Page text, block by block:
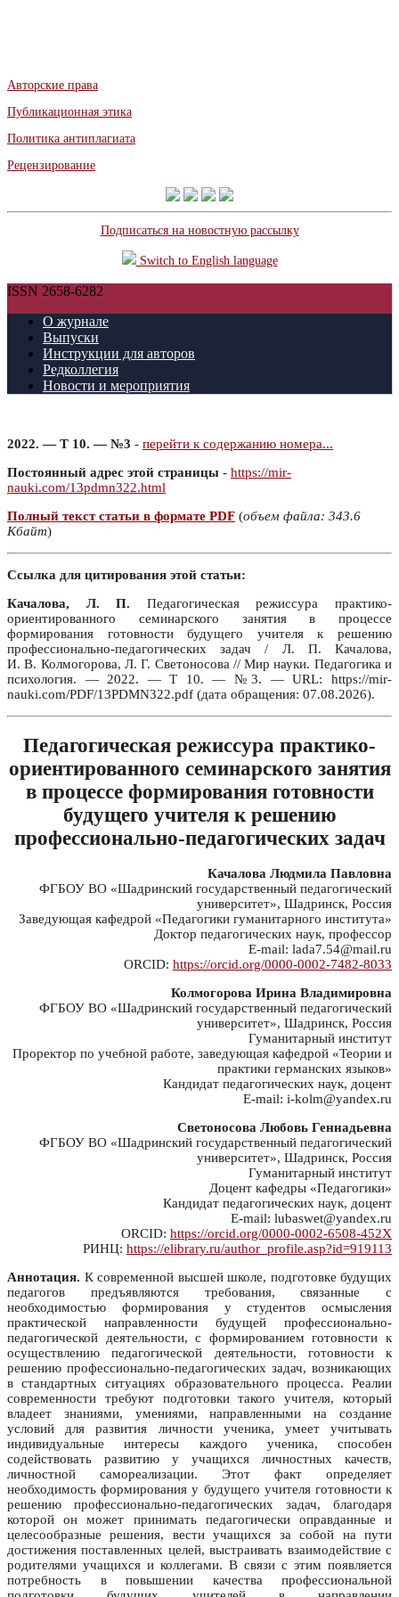
Авторские права
Публикационная этика
Политика антиплагиата
Рецензирование
Подписаться на новостную рассылку
Switch to English language
ISSN 2658-6282
О журнале
Выпуски
Инструкции для авторов
Редколлегия
Новости и мероприятия
2022. — Т 10. — №3 - перейти к содержанию номера...
Постоянный адрес этой страницы - https://mir-
nauki.com/13pdmn322.html
Полный текст статьи в формате PDF (объем файла: 343.6
Кбайт)
Ссылка для цитирования этой статьи:
Качалова, Л. П. Педагогическая режиссура практико-
ориентированного семинарского занятия в процессе
формирования готовности будущего учителя к решению
профессионально-педагогических задач / Л. П. Качалова,
И. В. Колмогорова, Л. Г. Светоносова // Мир науки. Педагогика и
психология. — 2022. — Т 10. — №3. — URL: https://mir-
nauki.com/PDF/13PDMN322.pdf (дата обращения: 07.08.2026).
Педагогическая режиссура практико-
ориентированного семинарского занятия
в процессе формирования готовности
будущего учителя к решению
профессионально-педагогических задач
Качалова Людмила Павловна
ФГБОУ ВО «Шадринский государственный педагогический
университет», Шадринск, Россия
Заведующая кафедрой «Педагогики гуманитарного института»
Доктор педагогических наук, профессор
E-mail: lada7.54@mail.ru
ORCID: https://orcid.org/0000-0002-7482-8033
Колмогорова Ирина Владимировна
ФГБОУ ВО «Шадринский государственный педагогический
университет», Шадринск, Россия
Гуманитарный институт
Проректор по учебной работе, заведующая кафедрой «Теории и
практики германских языков»
Кандидат педагогических наук, доцент
E-mail: i-kolm@yandex.ru
Светоносова Любовь Геннадьевна
ФГБОУ ВО «Шадринский государственный педагогический
университет», Шадринск, Россия
Гуманитарный институт
Доцент кафедры «Педагогики»
Кандидат педагогических наук, доцент
E-mail: lubaswet@yandex.ru
ORCID: https://orcid.org/0000-0002-6508-452X
РИНЦ: https://elibrary.ru/author_profile.asp?id=919113
Аннотация. К современной высшей школе, подготовке будущих
педагогов предъявляются требования, связанные с
необходимостью формирования у студентов осмысления
практической направленности будущей профессионально-
педагогической деятельности, с формированием готовности к
осуществлению педагогической деятельности, готовности к
решению профессионально-педагогических задач, возникающих
в стандартных ситуациях образовательного процесса. Реалии
современности требуют подготовки такого учителя, который
владеет знаниями, умениями, направленными на создание
условий для развития личности ученика, умеет учитывать
индивидуальные интересы каждого ученика, способен
содействовать развитию у учащихся личностных качеств,
личностной самореализации. Этот факт определяет
необходимость формирования у будущего учителя готовности к
решению профессионально-педагогических задач, благодаря
которой он может принимать педагогически оправданные и
целесообразные решения, вести учащихся за собой на пути
достижения поставленных целей, выстраивать взаимодействие с
родителями учащихся и коллегами. В связи с этим появляется
потребность в повышении качества профессиональной